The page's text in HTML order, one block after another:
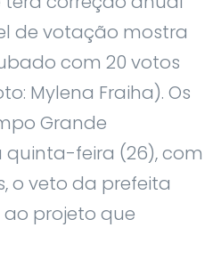
de votação mostra
com 20 votos
Mylena Fraiha). Os
Grande
feira (26), com
o veto da prefeita
ao projeto que